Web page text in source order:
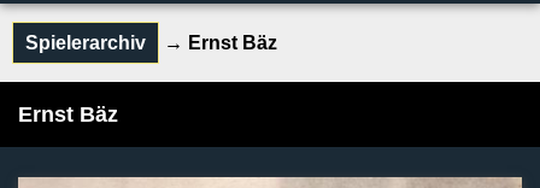
Spielerarchiv → Ernst Bäz
Ernst Bäz